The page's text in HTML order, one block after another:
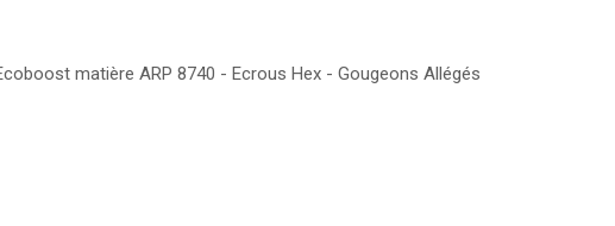
matière ARP 8740 - Ecrous Hex - Gougeons Allégés